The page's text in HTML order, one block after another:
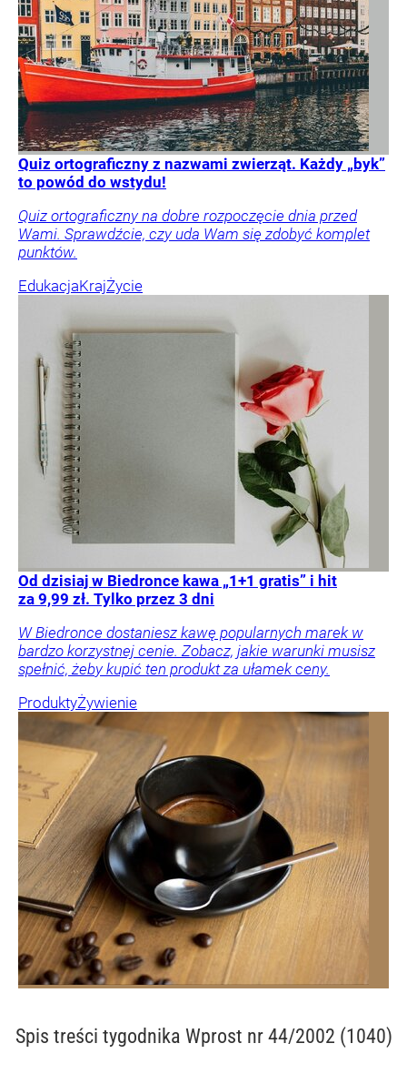
Quiz ortograficzny z nazwami zwierząt. Każdy „byk”
to powód do wstydu!
Quiz ortograficzny na dobre rozpoczęcie dnia przed
Wami. Sprawdźcie, czy uda Wam się zdobyć komplet
punktów.
EdukacjaKrajŻycie
Od dzisiaj w Biedronce kawa „1+1 gratis” i hit
za 9,99 zł. Tylko przez 3 dni
W Biedronce dostaniesz kawę popularnych marek w
bardzo korzystnej cenie. Zobacz, jakie warunki musisz
spełnić, żeby kupić ten produkt za ułamek ceny.
ProduktyŻywienie
Spis treści tygodnika Wprost nr 44/2002 (1040)